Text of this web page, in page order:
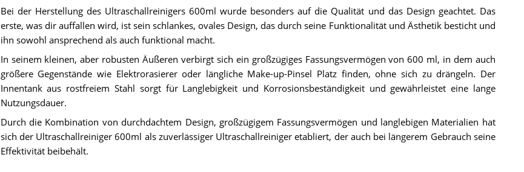
Bei der Herstellung des Ultraschallreinigers 600ml wurde besonders auf die Qualität und das Design geachtet. Das
erste, was dir auffallen wird, ist sein schlankes, ovales Design, das durch seine Funktionalität und Ästhetik besticht und
ihn sowohl ansprechend als auch funktional macht.
In seinem kleinen, aber robusten Äußeren verbirgt sich ein großzügiges Fassungsvermögen von 600 ml, in dem auch
größere Gegenstände wie Elektrorasierer oder längliche Make-up-Pinsel Platz finden, ohne sich zu drängeln. Der
Innentank aus rostfreiem Stahl sorgt für Langlebigkeit und Korrosionsbeständigkeit und gewährleistet eine lange
Nutzungsdauer.
Durch die Kombination von durchdachtem Design, großzügigem Fassungsvermögen und langlebigen Materialien hat
sich der Ultraschallreiniger 600ml als zuverlässiger Ultraschallreiniger etabliert, der auch bei längerem Gebrauch seine
Effektivität beibehält.